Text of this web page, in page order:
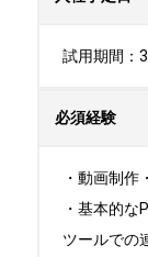
試用期間：
必須経験
・動画制
・基本的な
ツールでの